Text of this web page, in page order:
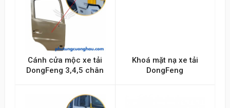
Gửi lên
Cánh cửa mộc xe tải
DongFeng 3,4,5 chân
Khoá mặt nạ xe tải
DongFeng